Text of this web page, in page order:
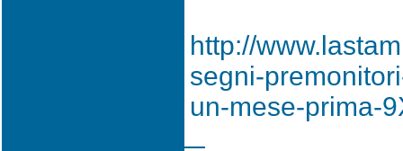
http://
segni-
un-mese-prima-